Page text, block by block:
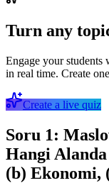
Turn any
Engage your students
in real time. Create
Create a live quiz
Soru 1:
Hangi
(b) Ekonomi,